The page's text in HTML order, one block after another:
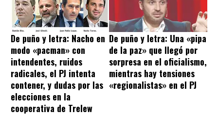
De puño y letra: Nacho en
modo «pacman» con
intendentes, ruidos
radicales, el PJ intenta
contener, y dudas por las
elecciones en la
cooperativa de Trelew
De puño y letra: Una «pipa
de la paz» que llegó por
sorpresa en el oficialismo,
mientras hay tensiones
«regionalistas» en el PJ